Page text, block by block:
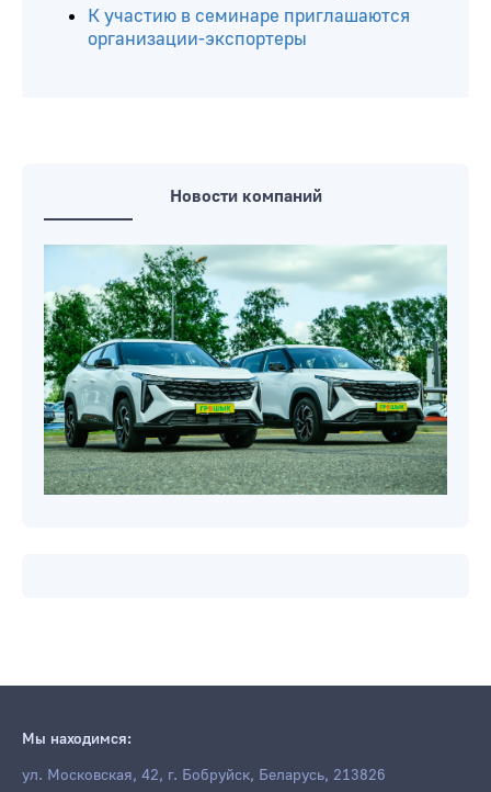
К участию в семинаре приглашаются
организации-экспортеры
Новости компаний
Мы находимся:
ул. Московская, 42, г. Бобруйск, Беларусь, 213826